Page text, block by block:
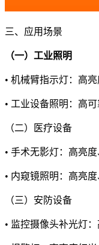
三、应用场景
（一）工业照明
• 机械臂指示灯：高
• 工业设备照明：高
（二）医疗设备
• 手术无影灯：高亮
• 内窥镜照明：高亮
（三）安防设备
• 监控摄像头补光灯